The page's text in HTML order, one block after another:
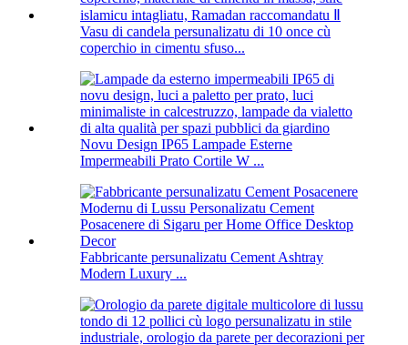
Vasu di candela persunalizatu di 10 once cù
coperchio in cimentu sfuso...
Novu Design IP65 Lampade Esterne
Impermeabili Prato Cortile W ...
Fabbricante persunalizatu Cement Ashtray
Modern Luxury ...